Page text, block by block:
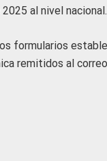
al nivel nacional.
formularios
remitidos al